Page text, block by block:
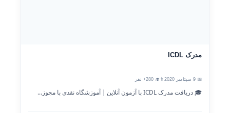
مدرک ICDL
📅 9 سپتامبر 2020 👨‍🎓 280+ نفر
🎓 دریافت مدرک ICDL با آزمون آنلاین | آموزشگاه نقدی با مجوز...